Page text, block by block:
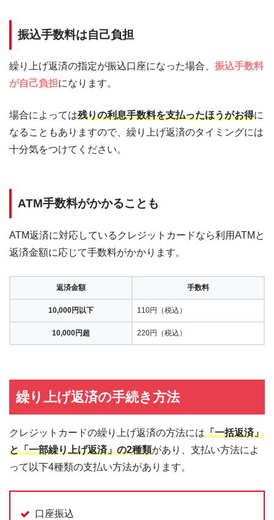
振込手数料は自己負担
繰り上げ返済の指定が振込口座になった場合、 振込手数料
が自己負担になります。
場合によっては残りの利息手数料を支払ったほうがお得に
なることもありますので、繰り上げ返済のタイミングには
十分気をつけてください。
ATM手数料がかかることも
ATM返済に対応しているクレジットカードなら利用ATMと
返済金額に応じて手数料がかかります。
返済金額 手数料
10,000円以下 110円（税込）
10,000円超 220円（税込）
繰り上げ返済の手続き方法
クレジットカードの繰り上げ返済の方法には「一括返済」
と「一部繰り上げ返済」の2種類があり、支払い方法によ
って以下4種類の支払い方法があります。
口座振込